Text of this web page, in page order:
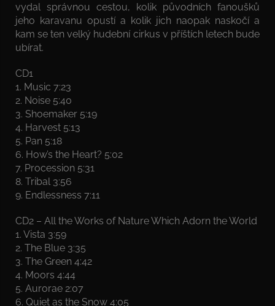
vydal správnou cestou, kolik původních fanoušků
jeho karavanu opustí a kolik jich naopak naskočí a
kam se ten velký hudební cirkus v příštích letech bude
ubírat.
CD1
1. Music 7:23
2. Noise 5:40
3. Shoemaker 5:19
4. Harvest 5:13
5. Pan 5:18
6. How’s the Heart? 5:02
7. Procession 5:31
8. Tribal 3:56
9. Endlessness 7:11
CD2 – All the Works of Nature Which Adorn the World
1. Vista 3:59
2. The Blue 3:35
3. The Green 4:42
4. Moors 4:44
5. Aurorae 2:07
6. Quiet as the Snow 4:05